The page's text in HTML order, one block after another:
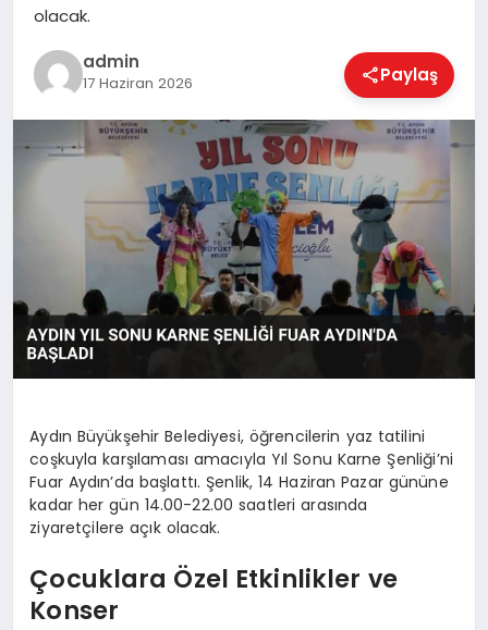
TEKNOLOJI
olacak.
admin
17 Haziran 2026 Paylaş
Aydın Büyükşehir Belediyesi, öğrencilerin yaz tatilini
coşkuyla karşılaması amacıyla Yıl Sonu Karne Şenliği’ni
Fuar Aydın’da başlattı. Şenlik, 14 Haziran Pazar gününe
kadar her gün 14.00-22.00 saatleri arasında
ziyaretçilere açık olacak.
Çocuklara Özel Etkinlikler ve
Konser